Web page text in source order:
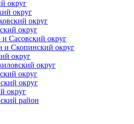
округ
округ
округ
округ
и Сасовский округ
и Скопинский округ
округ
округ
округ
округ
округ
район